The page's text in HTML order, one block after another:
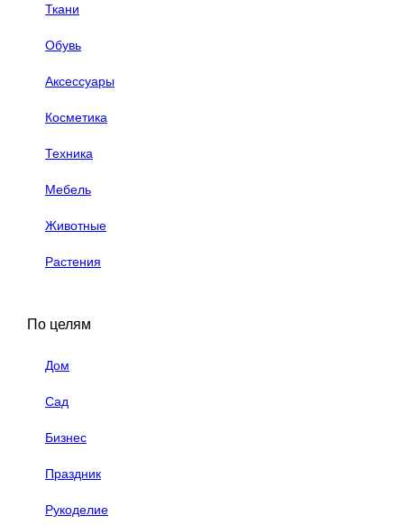
Ткани
Обувь
Аксессуары
Косметика
Техника
Мебель
Животные
Растения
По целям
Дом
Сад
Бизнес
Праздник
Рукоделие